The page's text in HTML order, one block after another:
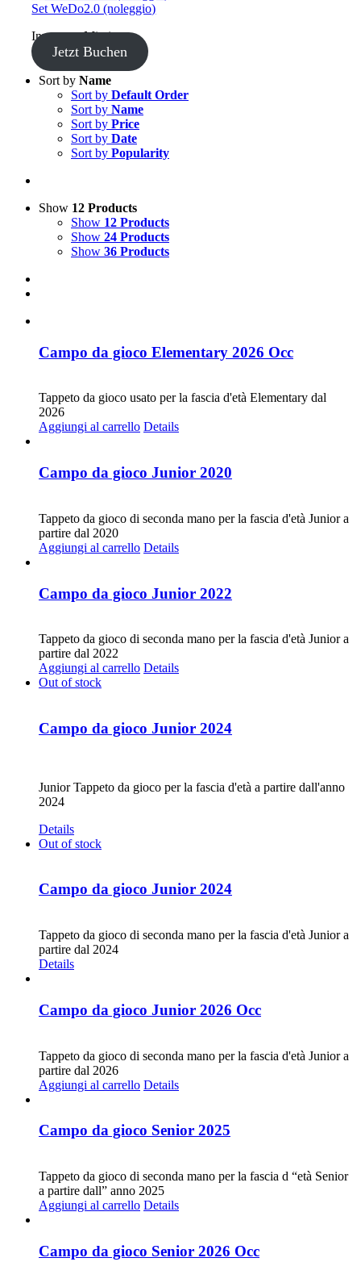
Set WeDo2.0 (noleggio)
Inventory Missing
Jetzt Buchen
Sort by Name
Sort by Default Order
Sort by Name
Sort by Price
Sort by Date
Sort by Popularity
Show 12 Products
Show 12 Products
Show 24 Products
Show 36 Products
Campo da gioco Elementary 2026 Occ
Tappeto da gioco usato per la fascia d'età Elementary dal
2026
Aggiungi al carrello Details
Campo da gioco Junior 2020
Tappeto da gioco di seconda mano per la fascia d'età Junior a
partire dal 2020
Aggiungi al carrello Details
Campo da gioco Junior 2022
Tappeto da gioco di seconda mano per la fascia d'età Junior a
partire dal 2022
Aggiungi al carrello Details
Out of stock
Campo da gioco Junior 2024
Junior Tappeto da gioco per la fascia d'età a partire dall'anno
2024
Details
Out of stock
Campo da gioco Junior 2024
Tappeto da gioco di seconda mano per la fascia d'età Junior a
partire dal 2024
Details
Campo da gioco Junior 2026 Occ
Tappeto da gioco di seconda mano per la fascia d'età Junior a
partire dal 2026
Aggiungi al carrello Details
Campo da gioco Senior 2025
Tappeto da gioco di seconda mano per la fascia d “età Senior
a partire dall” anno 2025
Aggiungi al carrello Details
Campo da gioco Senior 2026 Occ